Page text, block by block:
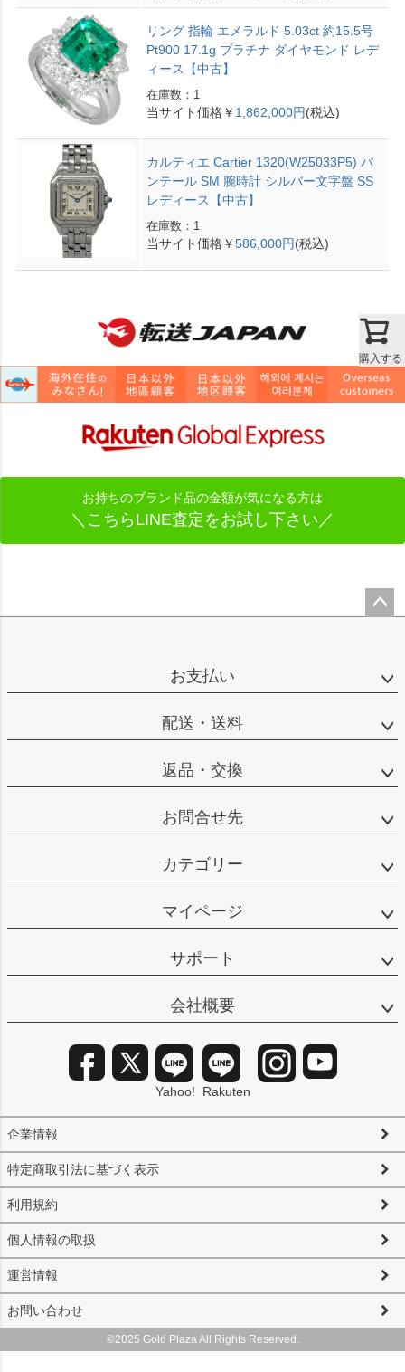
購入する
リング 指輪 エメラルド 5.03ct 約15.5号
Pt900 17.1g プラチナ ダイヤモンド レデ
ィース【中古】
在庫数：1
当サイト価格￥ 1,862,000円(税込)
カルティエ Cartier 1320(W25033P5) パ
ンテール SM 腕時計 シルバー文字盤 SS
レディース【中古】
在庫数：1
当サイト価格￥586,000円(税込)
お持ちのブランド品の金額が気になる方は
＼こちらLINE査定をお試し下さい／
お支払い
配送・送料
返品・交換
お問合せ先
カテゴリー
マイページ
サポート
会社概要
企業情報
特定商取引法に基づく表示
利用規約
個人情報の取扱
運営情報
お問い合わせ
Yahoo! Rakuten
©2025 Gold Plaza All Rights Reserved.